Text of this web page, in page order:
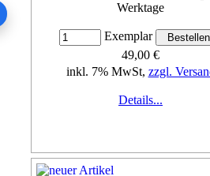
Werktage
Exemplar
49,00 €
inkl. 7% MwSt, zzgl.
Details...